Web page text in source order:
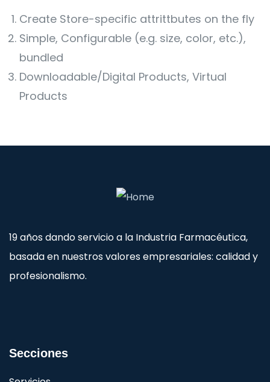
Create Store-specific attrittbutes on the fly
Simple, Configurable (e.g. size, color, etc.),
bundled
Downloadable/Digital Products, Virtual
Products
19 años dando servicio a la Industria Farmacéutica,
basada en nuestros valores empresariales: calidad y
profesionalismo.
Secciones